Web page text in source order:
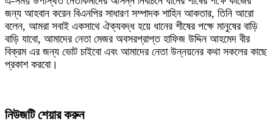
জন্য আহবান করেন বিএনপির সাধারণ সম্পাদক শাহিন আকতার, তিনি আরো
বলেন, আমরা সবাই একসাথে ঐক্যবদ্ধ হয়ে ধানের শীষের পক্ষে মানুষের বাড়ি
বাড়ি যাবো, আমাদের নেতা মেজর অবসরপ্রাপ্ত হাফিজ উদ্দিন আহমেদ বীর
বিক্রম এর জন্য ভোট চাইবো এবং আমাদের নেতা উন্নয়নের কথা সকলের কাছে
প্রকাশ করবো।
নিউজটি শেয়ার করুন